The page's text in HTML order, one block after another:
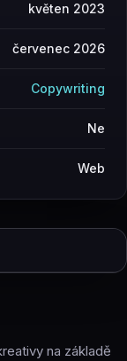
na základě
květen 2023
červenec 2026
Copywriting
Ne
Web